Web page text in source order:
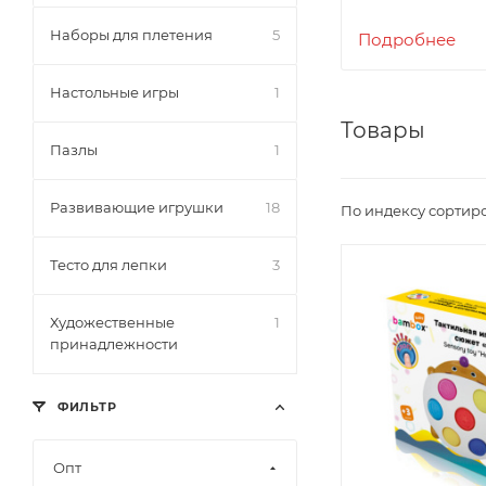
BamBox -
Подробнее
Товары
По индексу
Наборы для плетения 5
Настольные игры 1
Пазлы 1
Развивающие игрушки 18
Тесто для лепки 3
Художественные
принадлежности
1
ФИЛЬТР
Опт